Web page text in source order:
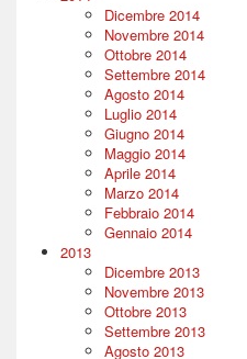
Dicembre 2014
Novembre 2014
Ottobre 2014
Settembre 2014
Agosto 2014
Luglio 2014
Giugno 2014
Maggio 2014
Aprile 2014
Marzo 2014
Febbraio 2014
Gennaio 2014
2013
Dicembre 2013
Novembre 2013
Ottobre 2013
Settembre 2013
Agosto 2013